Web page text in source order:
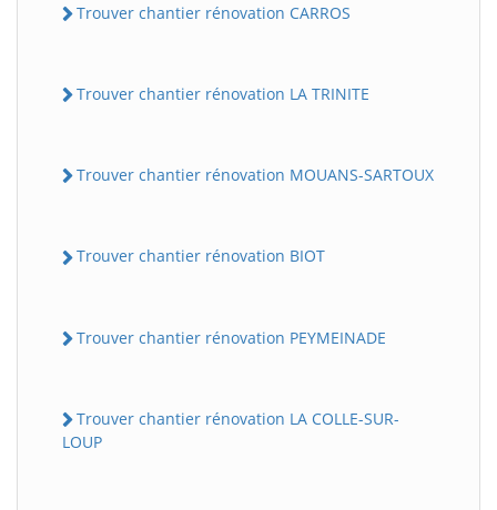
Trouver chantier rénovation CARROS
Trouver chantier rénovation LA TRINITE
Trouver chantier rénovation MOUANS-SARTOUX
Trouver chantier rénovation BIOT
Trouver chantier rénovation PEYMEINADE
Trouver chantier rénovation LA COLLE-SUR-
LOUP